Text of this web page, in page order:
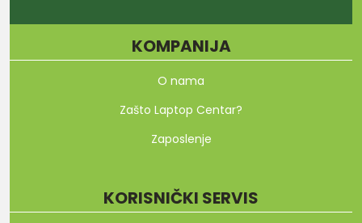
KOMPANIJA
O nama
Zašto Laptop Centar?
Zaposlenje
KORISNIČKI SERVIS